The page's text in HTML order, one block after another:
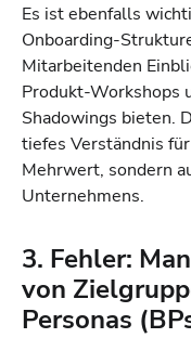
Es ist ebenfalls
Onboarding-
Mitarbeitenden
Produkt-Workshops
Shadowings bieten.
tiefes Verständnis
Mehrwert, sondern
Unternehmens.
3. Fehler:
von
Personas